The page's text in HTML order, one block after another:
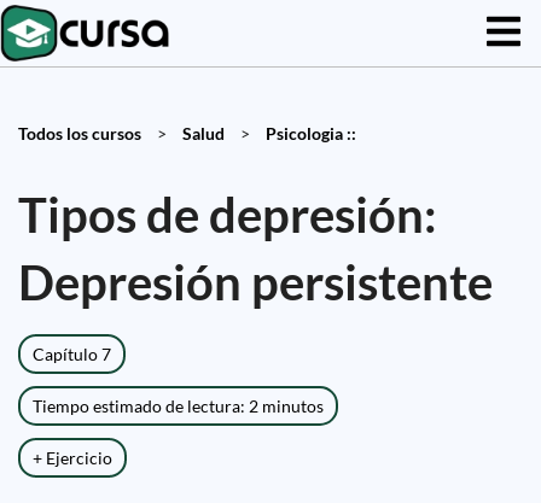
Todos los cursos > Salud > Psicologia ::
Tipos de depresión:
Depresión persistente
Capítulo 7
Tiempo estimado de lectura: 2 minutos
+ Ejercicio